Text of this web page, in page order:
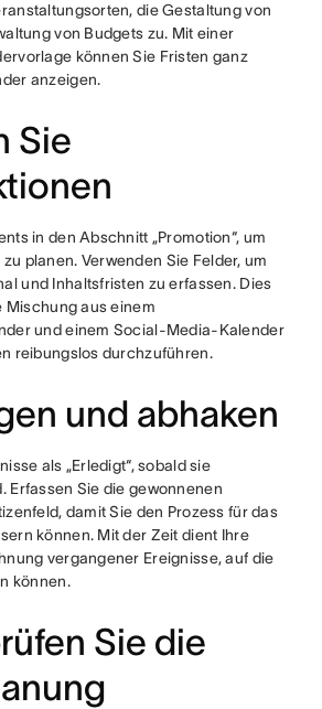
die Gestaltung von
von Budgets zu. Mit einer
können Sie Fristen ganz
anzeigen.
Sie
in den Abschnitt „Promotion“, um
planen. Verwenden Sie Felder, um
und Inhaltsfristen zu erfassen. Dies
Mischung aus einem
und einem Social-Media-Kalender
reibungslos durchzuführen.
und abhaken
als „Erledigt“, sobald sie
Erfassen Sie die gewonnenen
damit Sie den Prozess für das
können. Mit der Zeit dient Ihre
vergangener Ereignisse, auf die
können.
Sie die